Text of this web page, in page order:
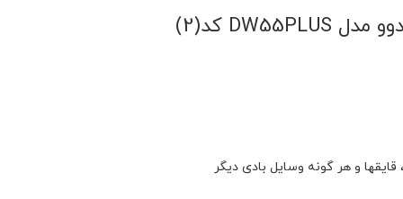
قایقها و هر گونه وسایل بادی دیگر